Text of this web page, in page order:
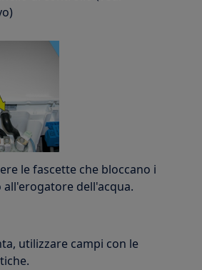
le fascette che bloccano i
dell'acqua.
utilizzare campi con le